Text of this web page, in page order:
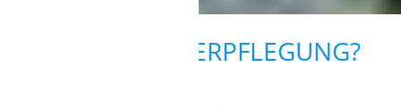
WIE IST DIE VERPFLEGUNG?